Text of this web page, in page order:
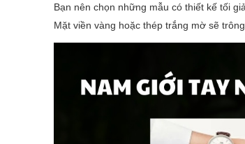
Bạn nên chọn những mẫu có thiết kế tối
Mặt viền vàng hoặc thép trắng mờ sẽ